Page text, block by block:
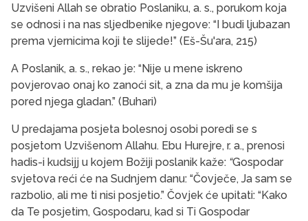
Uzvišeni Allah se obratio Poslaniku, a. s., porukom koja
se odnosi i na nas sljedbenike njegove: “I budi ljubazan
prema vjernicima koji te slijede!” (Eš-Šu'ara, 215)
A Poslanik, a. s., rekao je: “Nije u mene iskreno
povjerovao onaj ko zanoći sit, a zna da mu je komšija
pored njega gladan.” (Buhari)
U predajama posjeta bolesnoj osobi poredi se s
posjetom Uzvišenom Allahu. Ebu Hurejre, r. a., prenosi
hadis-i kudsijj u kojem Božiji poslanik kaže: “Gospodar
svjetova reći će na Sudnjem danu: “Čovječe, Ja sam se
razbolio, ali me ti nisi posjetio.” Čovjek će upitati: “Kako
da Te posjetim, Gospodaru, kad si Ti Gospodar